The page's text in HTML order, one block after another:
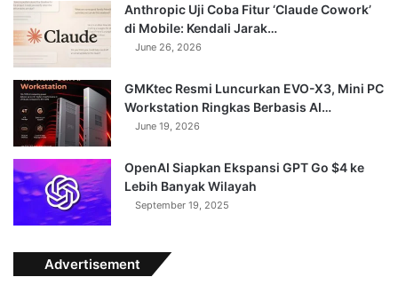
Anthropic Uji Coba Fitur ‘Claude Cowork’
di Mobile: Kendali Jarak…
June 26, 2026
GMKtec Resmi Luncurkan EVO-X3, Mini PC
Workstation Ringkas Berbasis AI…
June 19, 2026
OpenAI Siapkan Ekspansi GPT Go $4 ke
Lebih Banyak Wilayah
September 19, 2025
Advertisement